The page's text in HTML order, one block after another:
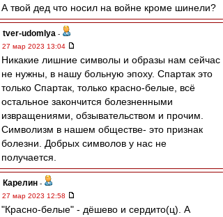
А твой дед что носил на войне кроме шинели?
tver-udomlya -
27 мар 2023 13:04
Никакие лишние символы и образы нам сейчас
не нужны, в нашу больную эпоху. Спартак это
только Спартак, только красно-белые, всё
остальное закончится болезненными
извращениями, обзывательством и прочим.
Символизм в нашем обществе- это признак
болезни. Добрых символов у нас не
получается.
Карелин -
27 мар 2023 12:58
"Красно-белые" - дёшево и сердито(ц). А